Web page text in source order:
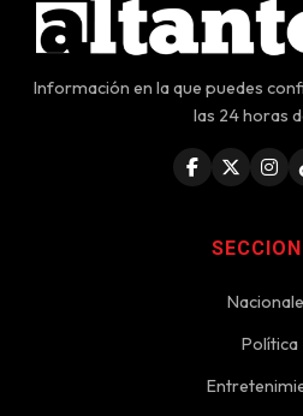
Información en la que puedes
las 24 horas
Política